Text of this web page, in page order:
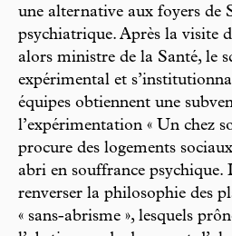
une alternative aux foyers de
psychiatrique. Après la visite
alors ministre de la Santé, le
expérimental et
équipes obtiennent une
l’expérimentation « Un chez
procure des logements
abri en souffrance psychique.
renverser la philosophie des
« sans-abrisme », lesquels